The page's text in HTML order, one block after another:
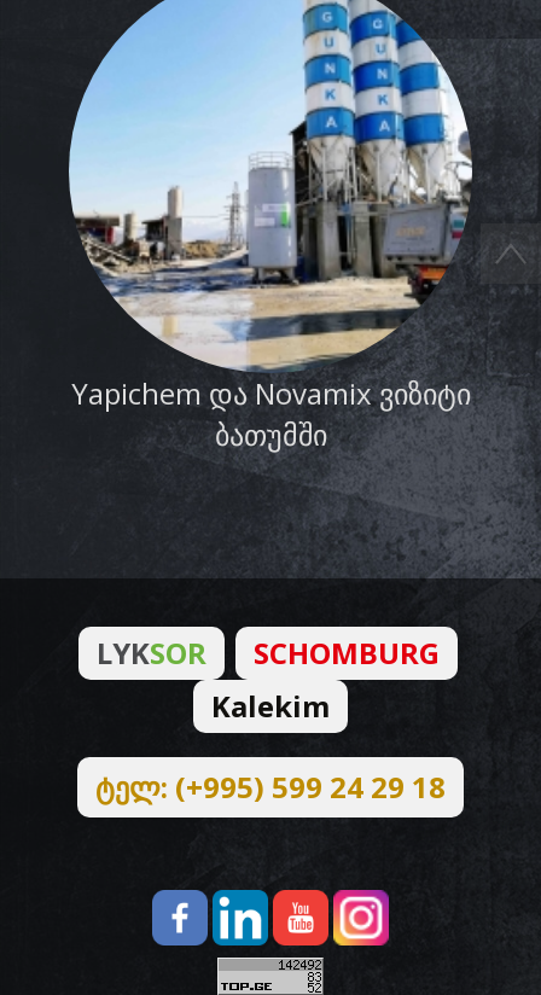
Yapichem და Novamix ვიზიტი
ბათუმში
LYKSOR
SCHOMBURG
Kalekim
ტელ: (+995) 599 24 29 18